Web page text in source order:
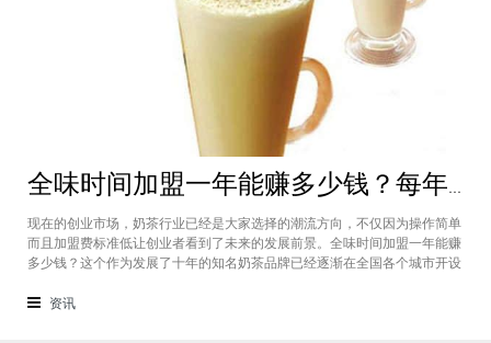
全味时间加盟一年能赚多少钱？每年利润20万庞大盈利机会等着你
现在的创业市场，奶茶行业已经是大家选择的潮流方向，不仅因为操作简单
而且加盟费标准低让创业者看到了未来的发展前景。全味时间加盟一年能赚
多少钱？这个作为发展了十年的知名奶茶品牌已经逐渐在全国各个城市开设
盟基本上每年的纯利润可以达到20万。全味时间加盟一年能赚多少钱？这个
资讯